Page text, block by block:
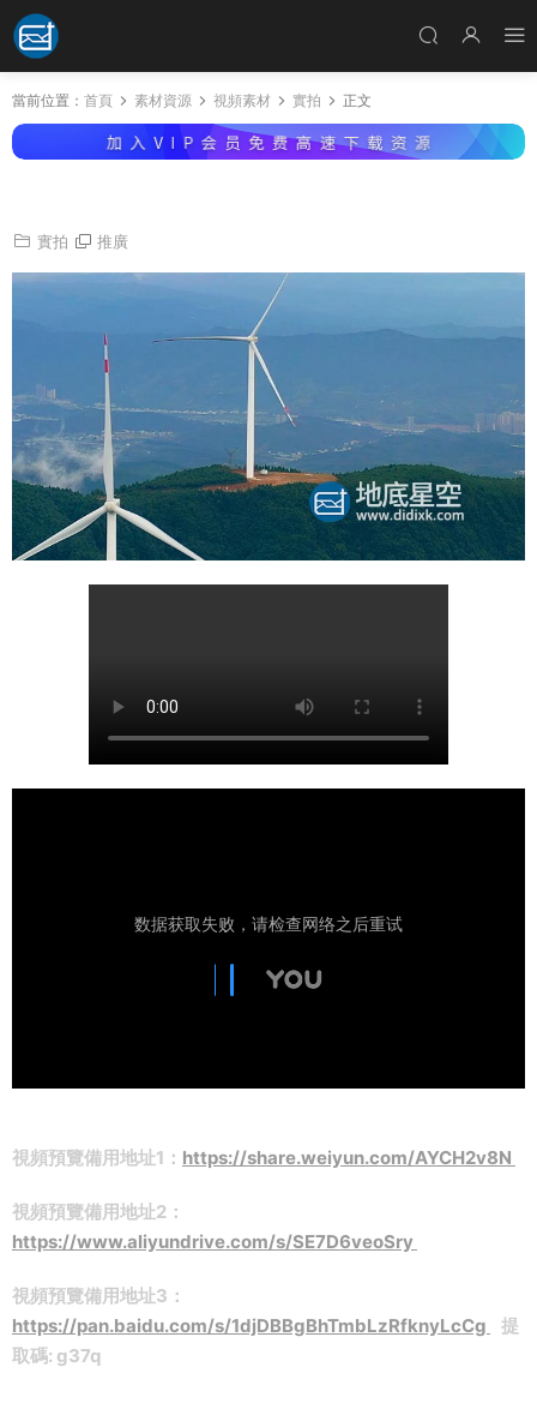
當前位置： 首頁 素材資源 視頻素材 實拍 正文
實拍 推廣
視頻預覽備用地址1： https://share.weiyun.com/AYCH2v8N
視頻預覽備用地址2：
https://www.aliyundrive.com/s/SE7D6veoSry
視頻預覽備用地址3：
https://pan.baidu.com/s/1djDBBgBhTmbLzRfknyLcCg
提
取碼: g37q